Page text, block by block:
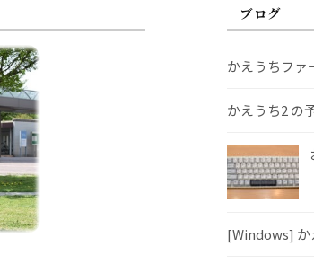
ブログ
かえうちファ
かえうち2 の
[Windows] か